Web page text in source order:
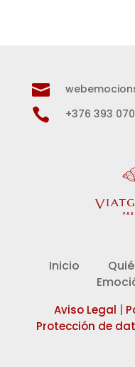

 +376 393 070
Inicio
Aviso Legal
Protección de